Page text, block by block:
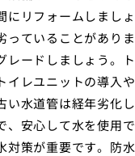
リフォームしまし
ていることがあり
ードしましょう。
レユニットの導入
水道管は経年劣化
安心して水を使用
策が重要です。防